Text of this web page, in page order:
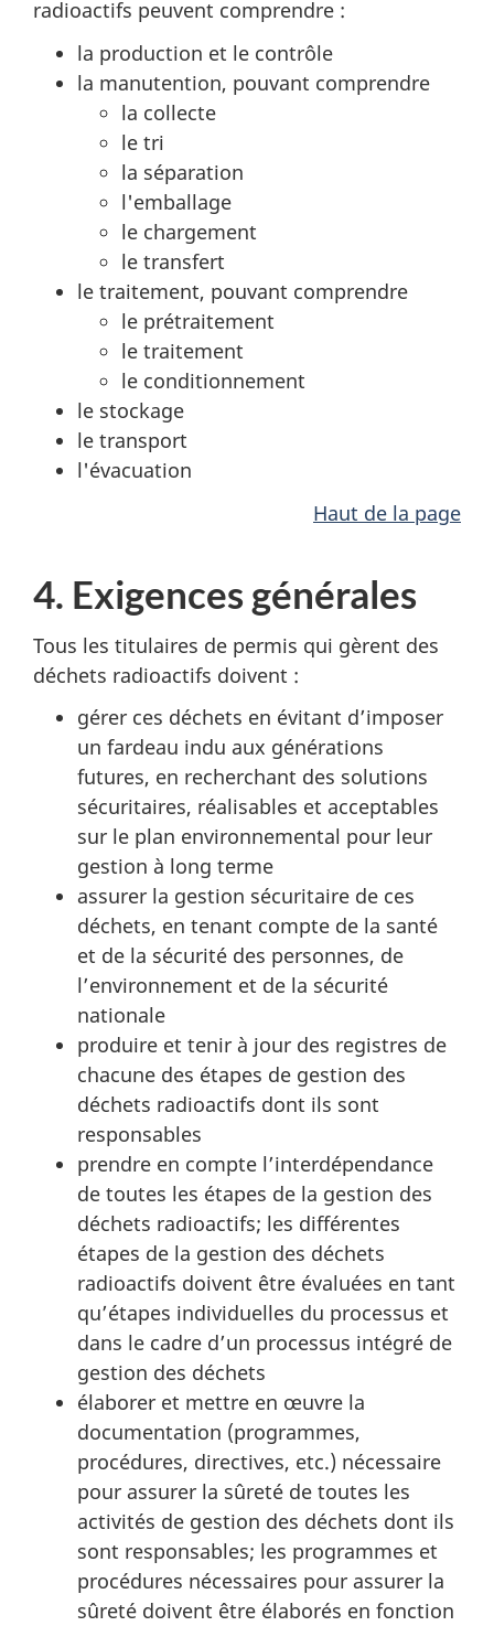
radioactifs peuvent comprendre :
la production et le contrôle
la manutention, pouvant comprendre
la collecte
le tri
la séparation
l'emballage
le chargement
le transfert
le traitement, pouvant comprendre
le prétraitement
le traitement
le conditionnement
le stockage
le transport
l'évacuation
Haut de la page
4. Exigences générales
Tous les titulaires de permis qui gèrent des
déchets radioactifs doivent :
gérer ces déchets en évitant d’imposer
un fardeau indu aux générations
futures, en recherchant des solutions
sécuritaires, réalisables et acceptables
sur le plan environnemental pour leur
gestion à long terme
assurer la gestion sécuritaire de ces
déchets, en tenant compte de la santé
et de la sécurité des personnes, de
l’environnement et de la sécurité
nationale
produire et tenir à jour des registres de
chacune des étapes de gestion des
déchets radioactifs dont ils sont
responsables
prendre en compte l’interdépendance
de toutes les étapes de la gestion des
déchets radioactifs; les différentes
étapes de la gestion des déchets
radioactifs doivent être évaluées en tant
qu’étapes individuelles du processus et
dans le cadre d’un processus intégré de
gestion des déchets
élaborer et mettre en œuvre la
documentation (programmes,
procédures, directives, etc.) nécessaire
pour assurer la sûreté de toutes les
activités de gestion des déchets dont ils
sont responsables; les programmes et
procédures nécessaires pour assurer la
sûreté doivent être élaborés en fonction